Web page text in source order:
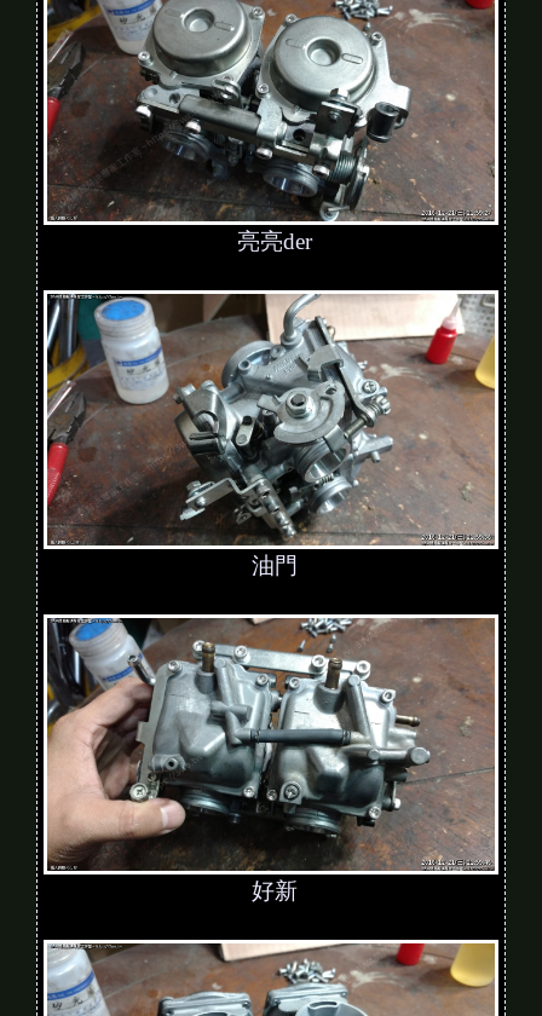
亮亮der
油門
好新